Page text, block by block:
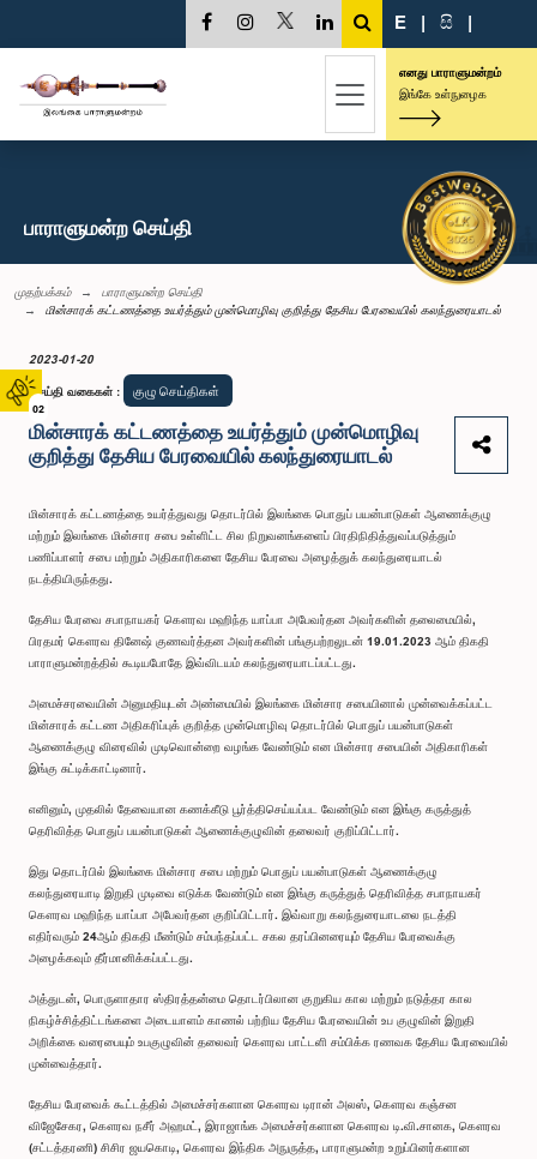
02
E | සි |
எனது பாராளுமன்றம்
இங்கே உள்நுழைக
பாராளுமன்ற செய்தி
முதற்பக்கம்
பாராளுமன்ற செய்தி
மின்சாரக் கட்டணத்தை உயர்த்தும் முன்மொழிவு குறித்து தேசிய பேரவையில் கலந்துரையாடல்
2023-01-20
செய்தி வகைகள் : குழு செய்திகள்
மின்சாரக் கட்டணத்தை உயர்த்தும் முன்மொழிவு
குறித்து தேசிய பேரவையில் கலந்துரையாடல்
மின்சாரக் கட்டணத்தை உயர்த்துவது தொடர்பில் இலங்கை பொதுப் பயன்பாடுகள் ஆணைக்குழு
மற்றும் இலங்கை மின்சார சபை உள்ளிட்ட சில நிறுவனங்களைப் பிரதிநிதித்துவப்படுத்தும்
பணிப்பாளர் சபை மற்றும் அதிகாரிகளை தேசிய பேரவை அழைத்துக் கலந்துரையாடல்
நடத்தியிருந்தது.
தேசிய பேரவை சபாநாயகர் கௌரவ மஹிந்த யாப்பா அபேவர்தன அவர்களின் தலைமையில்,
பிரதமர் கௌரவ தினேஷ் குணவர்த்தன அவர்களின் பங்குபற்றலுடன் 19.01.2023 ஆம் திகதி
பாராளுமன்றத்தில் கூடியபோதே இவ்விடயம் கலந்துரையாடப்பட்டது.
அமைச்சரவையின் அனுமதியுடன் அண்மையில் இலங்கை மின்சார சபையினால் முன்வைக்கப்பட்ட
மின்சாரக் கட்டண அதிகரிப்புக் குறித்த முன்மொழிவு தொடர்பில் பொதுப் பயன்பாடுகள்
ஆணைக்குழு விரைவில் முடிவொன்றை வழங்க வேண்டும் என மின்சார சபையின் அதிகாரிகள்
இங்கு சுட்டிக்காட்டினார்.
எனினும், முதலில் தேவையான கணக்கீடு பூர்த்திசெய்யப்பட வேண்டும் என இங்கு கருத்துத்
தெரிவித்த பொதுப் பயன்பாடுகள் ஆணைக்குழுவின் தலைவர் குறிப்பிட்டார்.
இது தொடர்பில் இலங்கை மின்சார சபை மற்றும் பொதுப் பயன்பாடுகள் ஆணைக்குழு
கலந்துரையாடி இறுதி முடிவை எடுக்க வேண்டும் என இங்கு கருத்துத் தெரிவித்த சபாநாயகர்
கௌரவ மஹிந்த யாப்பா அபேவர்தன குறிப்பிட்டார். இவ்வாறு கலந்துரையாடலை நடத்தி
எதிர்வரும் 24ஆம் திகதி மீண்டும் சம்பந்தப்பட்ட சகல தரப்பினரையும் தேசிய பேரவைக்கு
அழைக்கவும் தீர்மானிக்கப்பட்டது.
அத்துடன், பொருளாதார ஸ்திரத்தன்மை தொடர்பிலான குறுகிய கால மற்றும் நடுத்தர கால
நிகழ்ச்சித்திட்டங்களை அடையாளம் காணல் பற்றிய தேசிய பேரவையின் உப குழுவின் இறுதி
அறிக்கை வரைபையும் உபகுழுவின் தலைவர் கௌரவ பாட்டளி சம்பிக்க ரணவக தேசிய பேரவையில்
முன்வைத்தார்.
தேசிய பேரவைக் கூட்டத்தில் அமைச்சர்களான கௌரவ டிரான் அலஸ், கௌரவ கஞ்சன
விஜேசேகர, கௌரவ நசீர் அஹமட், இராஜாங்க அமைச்சர்களான கௌரவ டி.வி.சானக, கௌரவ
(சட்டத்தரணி) சிசிர ஜயகொடி, கௌரவ இந்திக அநுருத்த, பாராளுமன்ற உறுப்பினர்களான